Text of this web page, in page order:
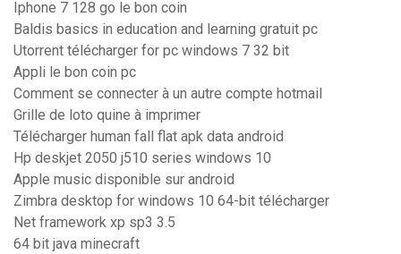
Iphone 7 128 go le bon coin
Baldis basics in education and learning gratuit pc
Utorrent télécharger for pc windows 7 32 bit
Appli le bon coin pc
Comment se connecter à un autre compte hotmail
Grille de loto quine à imprimer
Télécharger human fall flat apk data android
Hp deskjet 2050 j510 series windows 10
Apple music disponible sur android
Zimbra desktop for windows 10 64-bit télécharger
Net framework xp sp3 3.5
64 bit java minecraft